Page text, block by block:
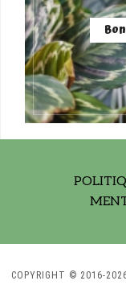
COPYRIGHT © 2016-